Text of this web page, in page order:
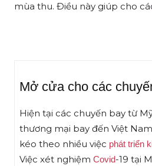
mùa thu. Ðiều này giúp cho
Mở cửa cho các
Hiện tại các chuyến bay từ
thương mại bay đến Việt
kéo theo nhiều việc phát triển
Việc xét nghiệm Covid-19 tại